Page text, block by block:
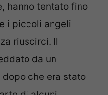
hanno tentato fino
i piccoli angeli
riuscirci. Il
da un
che era stato